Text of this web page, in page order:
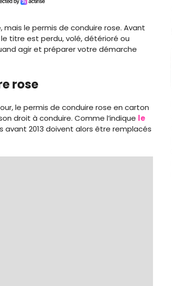
le permis de conduire rose. Avant
titre est perdu, volé, détérioré ou
agir et préparer votre démarche
rose
le permis de conduire rose en carton
droit à conduire. Comme l’indique le
avant 2013 doivent alors être remplacés